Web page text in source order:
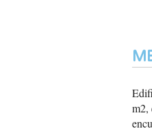
m2,